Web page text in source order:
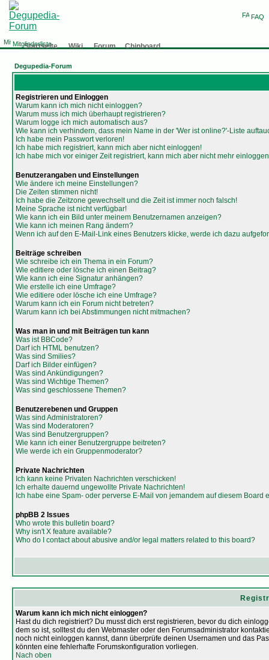
FAQ
Mitgliederliste
Startseite Wiki Forum Chinboard
Degupedia-Forum
Registrieren und Einloggen
Warum kann ich mich nicht einloggen?
Warum muss ich mich überhaupt registrieren?
Warum logge ich mich automatisch aus?
Wie kann ich verhindern, dass mein Name in der 'Wer ist online?'-Liste
Ich habe mein Passwort verloren!
Ich habe mich registriert, kann mich aber nicht einloggen!
Ich habe mich vor einiger Zeit registriert, kann mich aber nicht mehr
Benutzerangaben und Einstellungen
Wie ändere ich meine Einstellungen?
Die Zeiten stimmen nicht!
Ich habe die Zeitzone gewechselt und die Zeit ist immer noch falsch!
Meine Sprache ist nicht verfügbar!
Wie kann ich ein Bild unter meinem Benutzernamen anzeigen?
Wie kann ich meinen Rang ändern?
Wenn ich auf den E-Mail-Link eines Benutzers klicke, werde ich dazu
Beiträge schreiben
Wie schreibe ich ein Thema in ein Forum?
Wie editiere oder lösche ich einen Beitrag?
Wie kann ich eine Signatur anhängen?
Wie erstelle ich eine Umfrage?
Wie editiere oder lösche ich eine Umfrage?
Warum kann ich ein Forum nicht betreten?
Warum kann ich bei Abstimmungen nicht mitmachen?
Was man in und mit Beiträgen tun kann
Was ist BBCode?
Darf ich HTML benutzen?
Was sind Smilies?
Darf ich Bilder einfügen?
Was sind Ankündigungen?
Was sind Wichtige Themen?
Was sind geschlossene Themen?
Benutzerebenen und Gruppen
Was sind Administratoren?
Was sind Moderatoren?
Was sind Benutzergruppen?
Wie kann ich einer Benutzergruppe beitreten?
Wie werde ich ein Gruppenmoderator?
Private Nachrichten
Ich kann keine Privaten Nachrichten verschicken!
Ich erhalte dauernd ungewollte Private Nachrichten!
Ich habe eine Spam- oder perverse E-Mail von jemandem auf diesem Board
phpBB 2 Issues
Who wrote this bulletin board?
Why isn't X feature available?
Who do I contact about abusive and/or legal matters related to this board?
Warum kann ich mich nicht einloggen?
Hast du dich registriert? Du musst dich erst registrieren, bevor du dich
dem so ist, solltest du den Webmaster oder den Forumsadministrator
noch nicht einloggen kannst, dann überprüfe deinen Usernamen und das
könnten eine fehlerhafte Forumskonfiguration vorliegen.
Nach oben